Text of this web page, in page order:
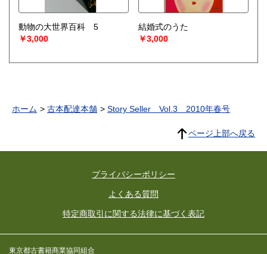
動物の大世界百科 5
￥3,000
結婚式のうた
￥3,000
ホーム 古本配達本舗 Story Seller Vol.3 2010年春号
ページ上部へ戻る
プライバシーポリシー
よくある質問
特定商取引に関する法律に基づく表記
東京都古書籍商業協同組合